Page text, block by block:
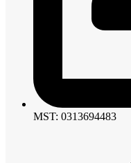
MST: 0313694483